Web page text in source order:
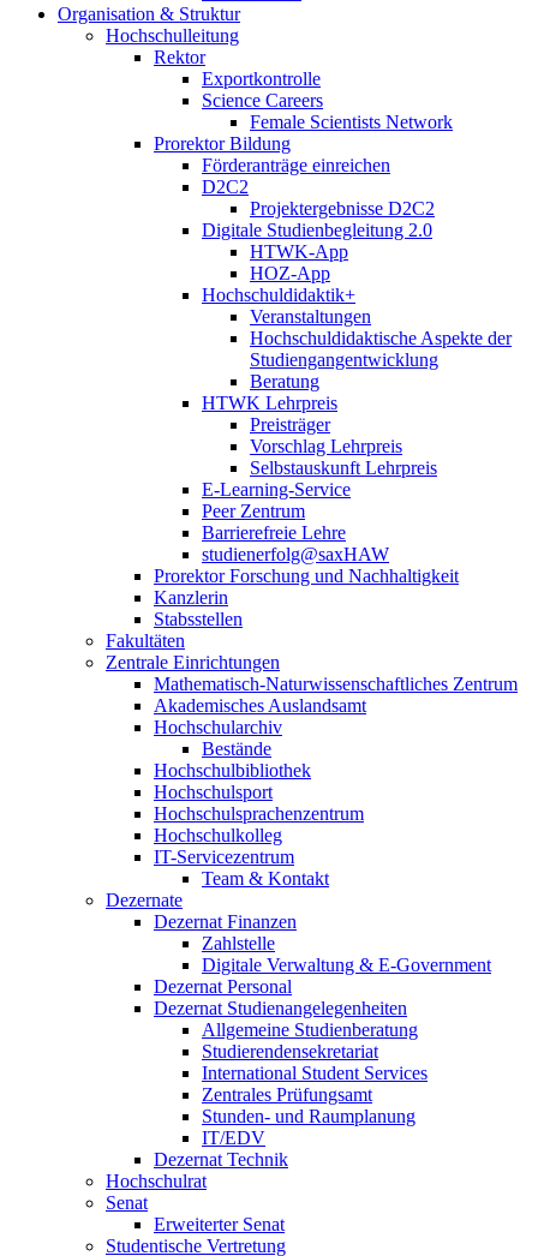
Organisation & Struktur
Hochschulleitung
Rektor
Exportkontrolle
Science Careers
Female Scientists Network
Prorektor Bildung
Förderanträge einreichen
D2C2
Projektergebnisse D2C2
Digitale Studienbegleitung 2.0
HTWK-App
HOZ-App
Hochschuldidaktik+
Veranstaltungen
Hochschuldidaktische Aspekte der
Studiengangentwicklung
Beratung
HTWK Lehrpreis
Preisträger
Vorschlag Lehrpreis
Selbstauskunft Lehrpreis
E-Learning-Service
Peer Zentrum
Barrierefreie Lehre
studienerfolg@saxHAW
Prorektor Forschung und Nachhaltigkeit
Kanzlerin
Stabsstellen
Fakultäten
Zentrale Einrichtungen
Mathematisch-Naturwissenschaftliches Zentrum
Akademisches Auslandsamt
Hochschularchiv
Bestände
Hochschulbibliothek
Hochschulsport
Hochschulsprachenzentrum
Hochschulkolleg
IT-Servicezentrum
Team & Kontakt
Dezernate
Dezernat Finanzen
Zahlstelle
Digitale Verwaltung & E-Government
Dezernat Personal
Dezernat Studienangelegenheiten
Allgemeine Studienberatung
Studierendensekretariat
International Student Services
Zentrales Prüfungsamt
Stunden- und Raumplanung
IT/EDV
Dezernat Technik
Hochschulrat
Senat
Erweiterter Senat
Studentische Vertretung